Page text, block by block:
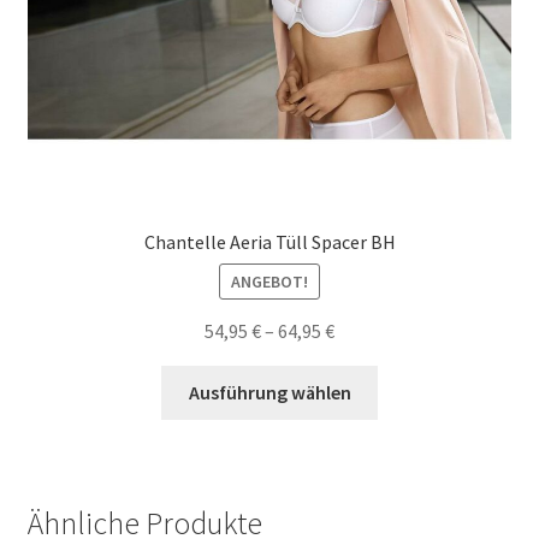
Chantelle Aeria Tüll Spacer BH
ANGEBOT!
54,95 €– 64,95 €
Ausführung wählen
Ähnliche Produkte